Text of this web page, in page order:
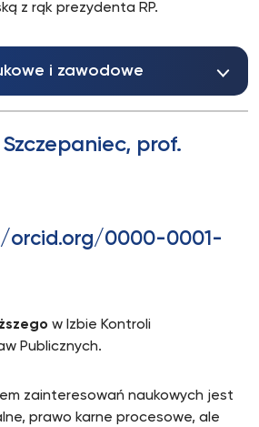
z rąk prezydenta RP.
i zawodowe
prof.
orcid.org/0000-0001-
w Izbie Kontroli
Publicznych.
zainteresowań naukowych jest
prawo karne procesowe, ale